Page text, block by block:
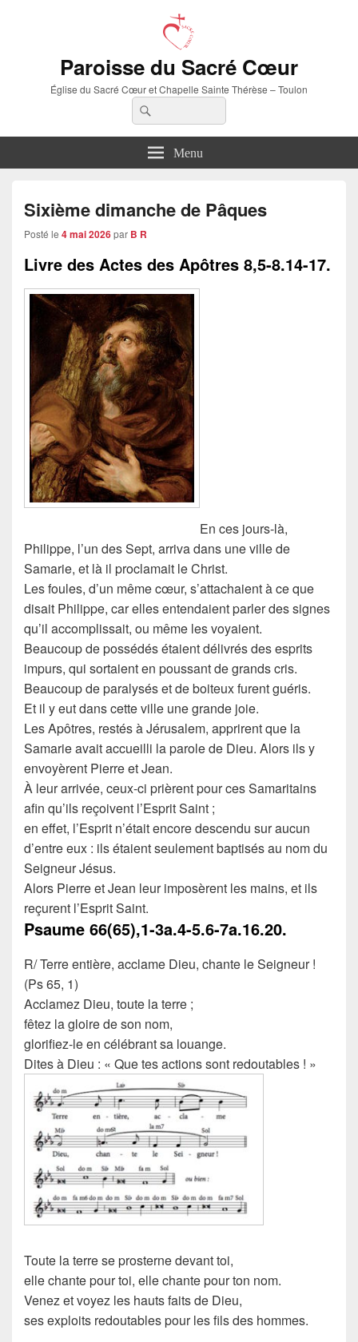
Paroisse du Sacré Cœur
Église du Sacré Cœur et Chapelle Sainte Thérèse – Toulon
Recherche :
Menu
Sixième dimanche de Pâques
Posté le 4 mai 2026par B R
Livre des Actes des Apôtres 8,5-8.14-17.
En ces jours-là,
Philippe, l’un des Sept, arriva dans une ville de
Samarie, et là il proclamait le Christ.
Les foules, d’un même cœur, s’attachaient à ce que
disait Philippe, car elles entendaient parler des signes
qu’il accomplissait, ou même les voyaient.
Beaucoup de possédés étaient délivrés des esprits
impurs, qui sortaient en poussant de grands cris.
Beaucoup de paralysés et de boiteux furent guéris.
Et il y eut dans cette ville une grande joie.
Les Apôtres, restés à Jérusalem, apprirent que la
Samarie avait accueilli la parole de Dieu. Alors ils y
envoyèrent Pierre et Jean.
À leur arrivée, ceux-ci prièrent pour ces Samaritains
afin qu’ils reçoivent l’Esprit Saint ;
en effet, l’Esprit n’était encore descendu sur aucun
d’entre eux : ils étaient seulement baptisés au nom du
Seigneur Jésus.
Alors Pierre et Jean leur imposèrent les mains, et ils
reçurent l’Esprit Saint.
Psaume 66(65),1-3a.4-5.6-7a.16.20.
R/ Terre entière, acclame Dieu, chante le Seigneur !
(Ps 65, 1)
Acclamez Dieu, toute la terre ;
fêtez la gloire de son nom,
glorifiez-le en célébrant sa louange.
Dites à Dieu : « Que tes actions sont redoutables ! »
Toute la terre se prosterne devant toi,
elle chante pour toi, elle chante pour ton nom.
Venez et voyez les hauts faits de Dieu,
ses exploits redoutables pour les fils des hommes.